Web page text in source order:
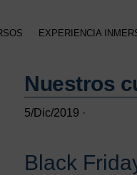
EXPERIENCIA
Nuestros
5/Dic/2019 ·
Black